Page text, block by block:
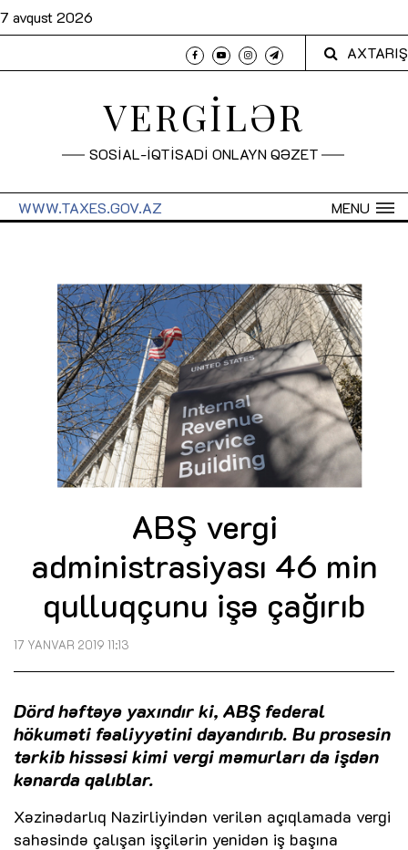
7 avqust 2026
AXTARIŞ
VERGİLƏR
SOSİAL-İQTİSADİ ONLAYN QƏZET
MENU
WWW.TAXES.GOV.AZ
ABŞ vergi
administrasiyası 46 min
qulluqçunu işə çağırıb
17 YANVAR 2019 11:13
Dörd həftəyə yaxındır ki, ABŞ federal
hökuməti fəaliyyətini dayandırıb. Bu prosesin
tərkib hissəsi kimi vergi məmurları da işdən
kənarda qalıblar.
Xəzinədarlıq Nazirliyindən verilən açıqlamada vergi
sahəsində çalışan işçilərin yenidən iş başına